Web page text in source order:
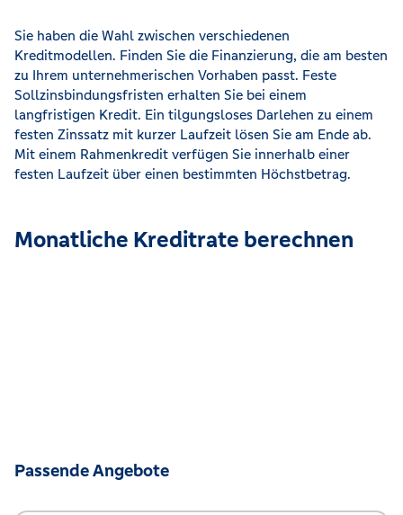
Sie haben die Wahl zwischen verschiedenen
Kreditmodellen. Finden Sie die Finanzierung, die am besten
zu Ihrem unternehmerischen Vorhaben passt. Feste
Sollzinsbindungsfristen erhalten Sie bei einem
langfristigen Kredit. Ein tilgungsloses Darlehen zu einem
festen Zinssatz mit kurzer Laufzeit lösen Sie am Ende ab.
Mit einem Rahmenkredit verfügen Sie innerhalb einer
festen Laufzeit über einen bestimmten Höchstbetrag.
Monatliche Kreditrate berechnen
Passende Angebote